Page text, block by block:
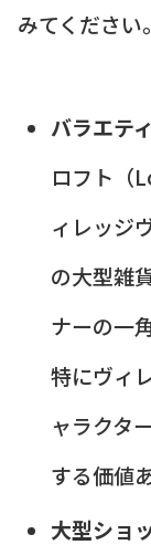
みてください。
バラエテ
ロフト（
ィレッジ
の大型雑
ナーの一
特にヴィ
ャラクタ
する価値
大型ショ